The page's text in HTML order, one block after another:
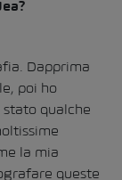
Dapprima
poi ho
stato qualche
la mia
queste